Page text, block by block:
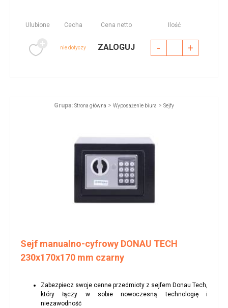
Ulubione Cecha Cena netto Ilość
nie dotyczy ZALOGUJ - +
Grupa: Strona główna > Wyposażenie biura > Sejfy
Sejf manualno-cyfrowy DONAU TECH
230x170x170 mm czarny
Zabezpiecz swoje cenne przedmioty z sejfem Donau Tech,
który łączy w sobie nowoczesną technologię i
niezawodność